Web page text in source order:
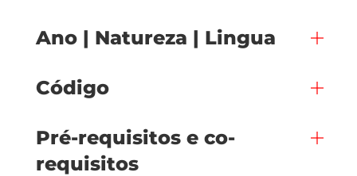
Ano | Natureza | Lingua
Código
Pré-requisitos e co-
requisitos